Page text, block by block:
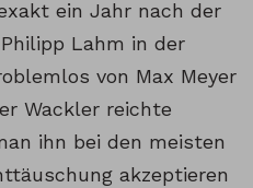
ein Jahr nach der
Lahm in der
von Max Meyer
Wackler reichte
ihn bei den meisten
akzeptieren